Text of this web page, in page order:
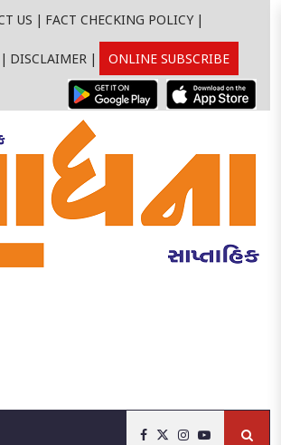
US | FACT CHECKING POLICY |
| DISCLAIMER | ONLINE SUBSCRIBE